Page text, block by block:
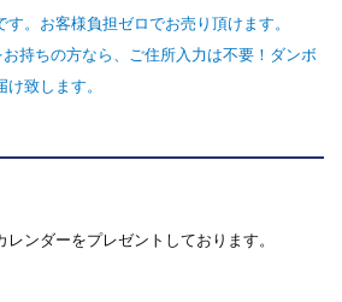
。お客様負担ゼロでお売り頂けます。
持ちの方なら、ご住所入力は不要！ダンボ
致します。
ンダーをプレゼントしております。